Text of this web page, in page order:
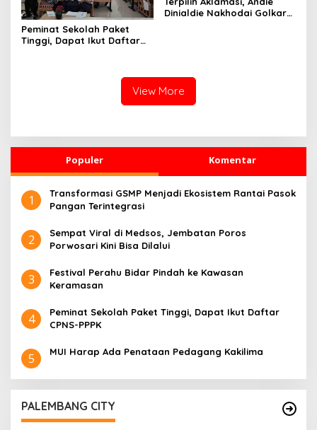
Peminat Sekolah Paket
Tinggi, Dapat Ikut Daftar
Dinialdie Nakhodai Golkar
View More
Populer Komentar
1
Transformasi GSMP Menjadi Ekosistem Rantai Pasok
Pangan Terintegrasi
2
Sempat Viral di Medsos, Jembatan Poros
Porwosari Kini Bisa Dilalui
3
Festival Perahu Bidar Pindah ke Kawasan
Keramasan
4
Peminat Sekolah Paket Tinggi, Dapat Ikut Daftar
CPNS-PPPK
5 MUI Harap Ada Penataan Pedagang Kakilima
PALEMBANG CITY